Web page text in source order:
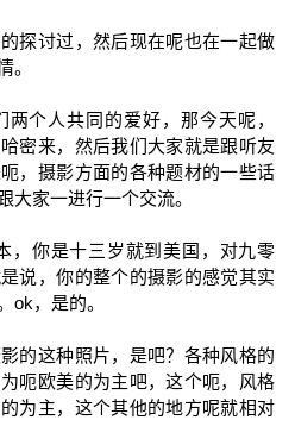
探讨过，然后现在呢也在一起做
。
个人共同的爱好，那今天呢，
密来，然后我们大家就是跟听友
，摄影方面的各种题材的一些话
大家一进行一个交流。
，你是十三岁就到美国，对九零
说，你的整个的摄影的感觉其实
ok，是的。
的这种照片，是吧？各种风格的
呃欧美的为主吧，这个呃，风格
为主，这个其他的地方呢就相对